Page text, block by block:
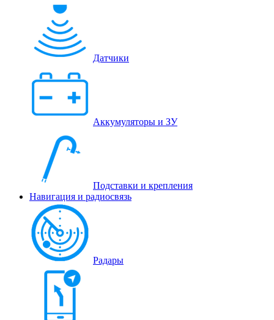
Датчики
Аккумуляторы и ЗУ
Подставки и крепления
Навигация и радиосвязь
Радары